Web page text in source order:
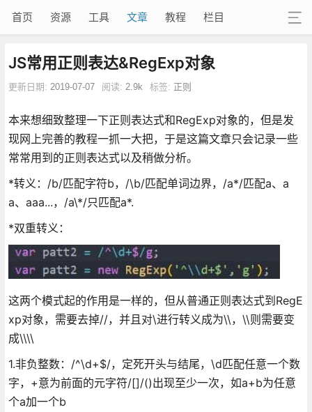
首页 资源 工具 文章 教程 栏目
JS常用正则表达&RegExp对象
更新日期: 2019-07-07 阅读: 2.9k 标签: 正则
本来想细致整理一下正则表达式和RegExp对象的，但是发
现网上完善的教程一抓一大把，于是这篇文章只会记录一些
常常用到的正则表达式以及稍做分析。
*转义：/b/匹配字符b，/\b/匹配单词边界，/a*/匹配a、a
a、aaa...，/a\*/只匹配a*.
*双重转义：
这两个模式起的作用是一样的，但从普通正则表达式到RegE
xp对象，需要去掉//，并且对\进行转义成为\\，\\则需要变
成\\\\
1.非负整数：/^\d+$/，定死开头与结尾，\d匹配任意一个数
字，+意为前面的元字符/[]/()出现至少一次，如a+b为任意
个a加一个b